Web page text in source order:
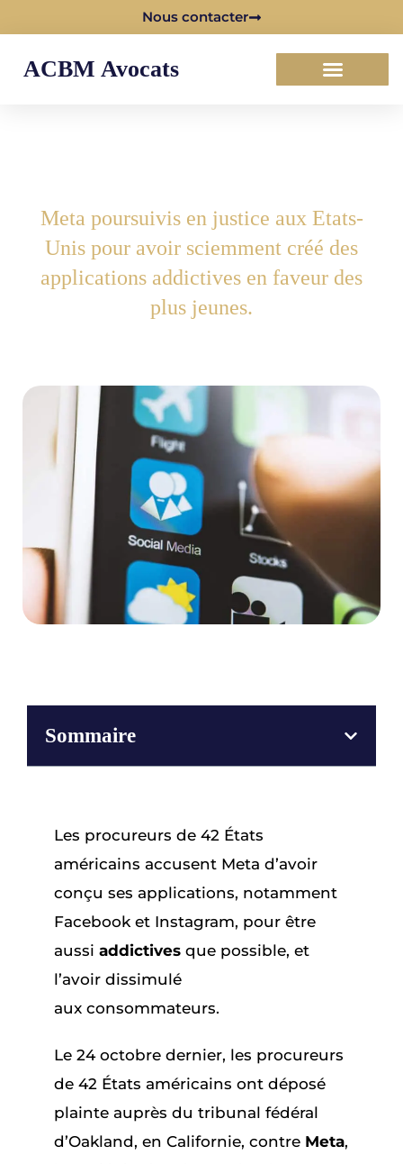
Nous contacter
ACBM Avocats
Meta poursuivis en justice aux Etats-
Unis pour avoir sciemment créé des
applications addictives en faveur des
plus jeunes.
Sommaire
Les procureurs de 42 États
américains accusent Meta d’avoir
conçu ses applications, notamment
Facebook et Instagram, pour être
aussi addictives que possible, et
l’avoir dissimulé
aux consommateurs.
Le 24 octobre dernier, les procureurs
de 42 États américains ont déposé
plainte auprès du tribunal fédéral
d’Oakland, en Californie, contre Meta,